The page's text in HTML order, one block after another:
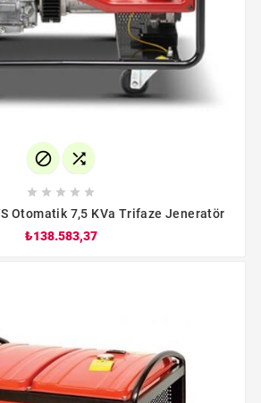
 
    
Otomatik 7,5 KVa Trifaze Jeneratör
₺138.583,37